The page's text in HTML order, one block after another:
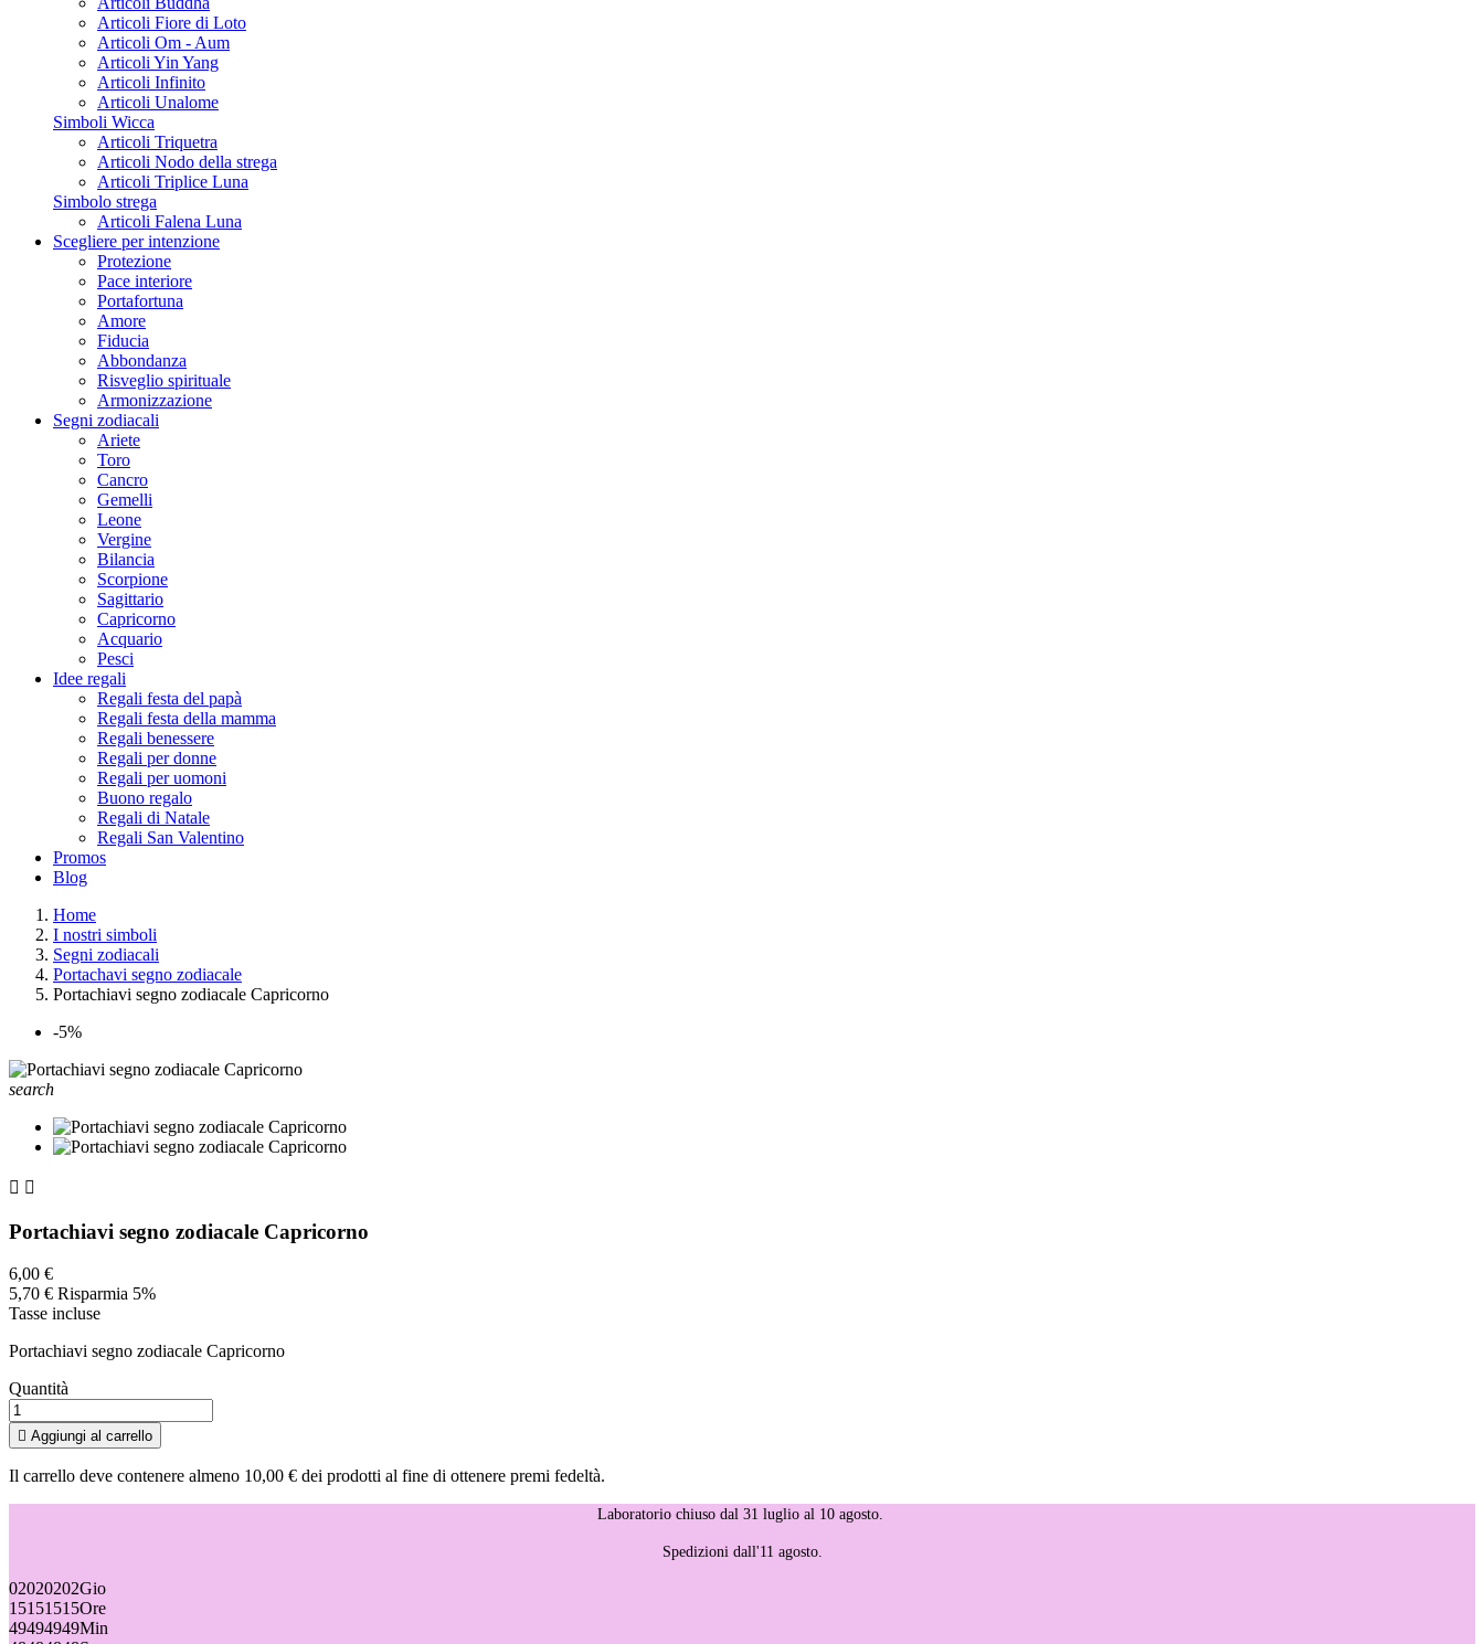
Articoli Fiore di Loto
Articoli Om - Aum
Articoli Yin Yang
Articoli Infinito
Articoli Unalome
Simboli Wicca
Articoli Triquetra
Articoli Nodo della strega
Articoli Triplice Luna
Simbolo strega
Articoli Falena Luna
Scegliere per intenzione
Protezione
Pace interiore
Portafortuna
Amore
Fiducia
Abbondanza
Risveglio spirituale
Armonizzazione
Segni zodiacali
Ariete
Toro
Cancro
Gemelli
Leone
Vergine
Bilancia
Scorpione
Sagittario
Capricorno
Acquario
Pesci
Idee regali
Regali festa del papà
Regali festa della mamma
Regali benessere
Regali per donne
Regali per uomoni
Buono regalo
Regali di Natale
Regali San Valentino
Promos
Blog
Home
I nostri simboli
Segni zodiacali
Portachavi segno zodiacale
Portachiavi segno zodiacale Capricorno
-5%
search
 
Portachiavi segno zodiacale Capricorno
6,00 €
5,70 € Risparmia 5%
Tasse incluse
Portachiavi segno zodiacale Capricorno
Quantità
 Aggiungi al carrello
Il carrello deve contenere almeno 10,00 € dei prodotti al fine di ottenere premi fedeltà.
Laboratorio chiuso dal 31 luglio al 10 agosto.
Spedizioni dall'11 agosto.
02020202Gio
15151515Ore
49494949Min